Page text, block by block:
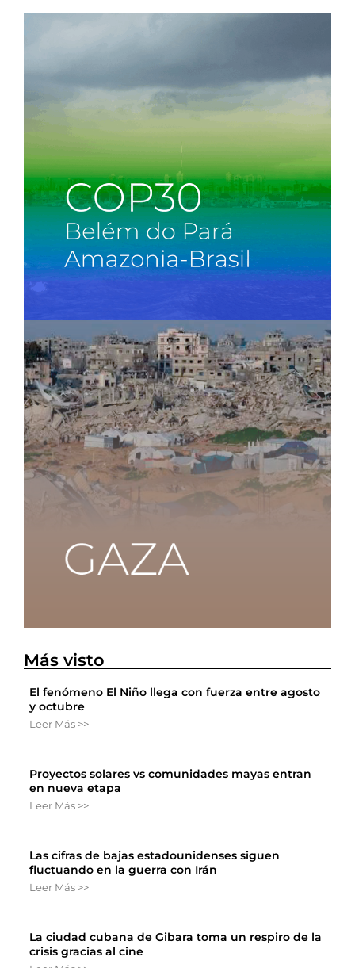
Más visto
El fenómeno El Niño llega con fuerza entre agosto
y octubre
Leer Más >>
Proyectos solares vs comunidades mayas entran
en nueva etapa
Leer Más >>
Las cifras de bajas estadounidenses siguen
fluctuando en la guerra con Irán
Leer Más >>
La ciudad cubana de Gibara toma un respiro de la
crisis gracias al cine